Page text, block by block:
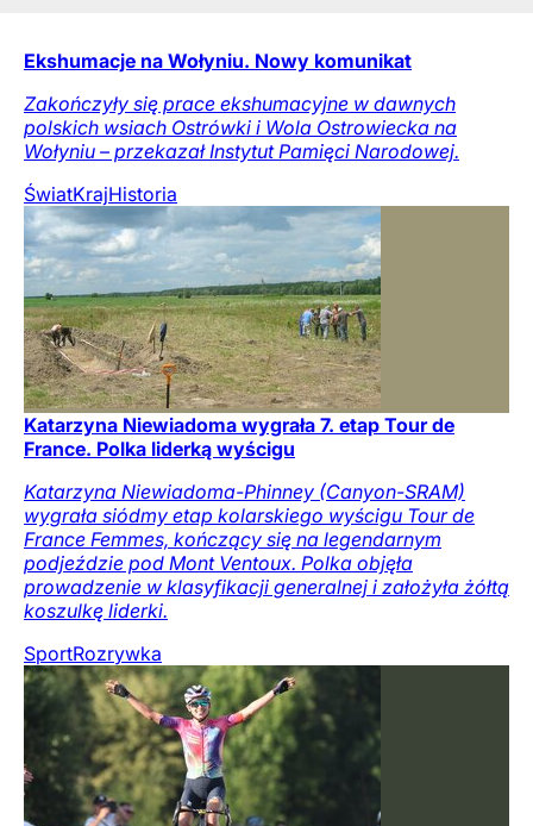
Ekshumacje na Wołyniu. Nowy komunikat
Zakończyły się prace ekshumacyjne w dawnych
polskich wsiach Ostrówki i Wola Ostrowiecka na
Wołyniu – przekazał Instytut Pamięci Narodowej.
ŚwiatKrajHistoria
Katarzyna Niewiadoma wygrała 7. etap Tour de
France. Polka liderką wyścigu
Katarzyna Niewiadoma-Phinney (Canyon-SRAM)
wygrała siódmy etap kolarskiego wyścigu Tour de
France Femmes, kończący się na legendarnym
podjeździe pod Mont Ventoux. Polka objęła
prowadzenie w klasyfikacji generalnej i założyła żółtą
koszulkę liderki.
SportRozrywka